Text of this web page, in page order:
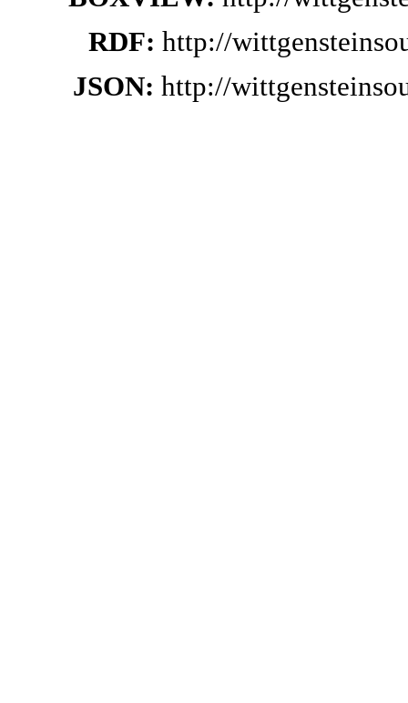
RDF: http://
JSON: http://